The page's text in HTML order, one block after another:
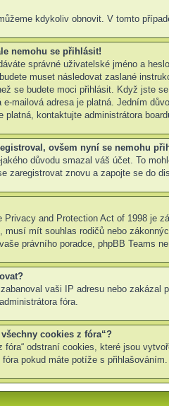
kdykoliv obnovit. V tomto
nemohu se přihlásit!
správné uživatelské jméno a
muset následovat zaslané
se budete moci přihlásit. Když jste
mailová adresa je platná. Jedním
platná, kontaktujte administrátora
ovšem nyní se nemohu
důvodu smazal váš účet. To
zaregistrovat znovu a zapojte se do
Privacy and Protection Act of 1998 je
musí mít souhlas rodičů nebo
právního poradce, phpBB Teams
vaši IP adresu nebo
fóra.
cookies z fóra“?
fóra“ odstraní cookies, které jsou
pokud máte potíže s přihlašováním.